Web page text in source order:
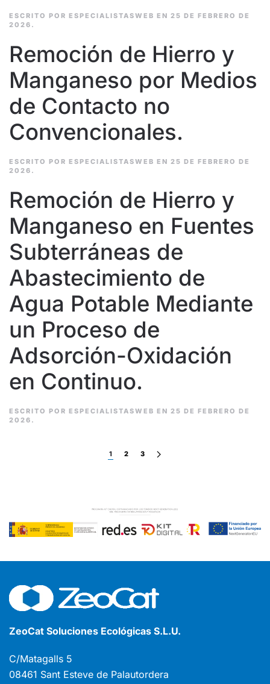
ESCRITO POR ESPECIALISTASWEB EN 25 DE FEBRERO DE
2026 .
Remoción de Hierro y
Manganeso por Medios
de Contacto no
Convencionales.
ESCRITO POR ESPECIALISTASWEB EN 25 DE FEBRERO DE
2026 .
Remoción de Hierro y
Manganeso en Fuentes
Subterráneas de
Abastecimiento de
Agua Potable Mediante
un Proceso de
Adsorción-Oxidación
en Continuo.
ESCRITO POR ESPECIALISTASWEB EN 25 DE FEBRERO DE
2026 .
1 2 3
ZeoCat Soluciones Ecológicas S.L.U.
C/Matagalls 5
08461 Sant Esteve de Palautordera